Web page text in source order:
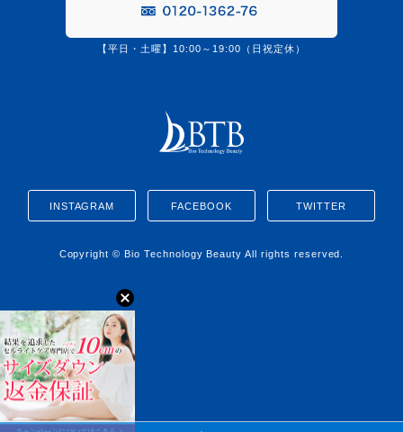
【平日・土曜】10:00～19:00（日祝定休）
INSTAGRAM FACEBOOK TWITTER
Copyright © Bio Technology Beauty All rights reserved.